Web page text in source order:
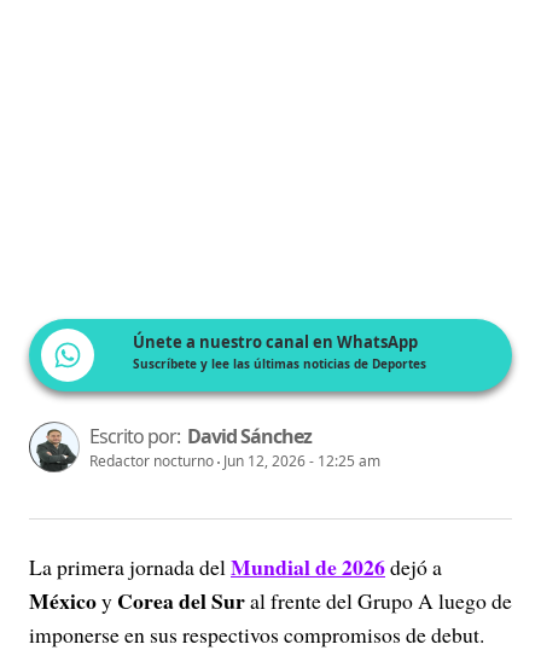
Únete a nuestro canal en WhatsApp
Suscríbete y lee las últimas noticias de Deportes
Escrito por: David Sánchez
Redactor nocturno Jun 12, 2026 - 12:25 am
La primera jornada delMundial de 2026dejó a
Méxicoy Corea del Sural frente del Grupo A luego de
imponerse en sus respectivos compromisos de debut.